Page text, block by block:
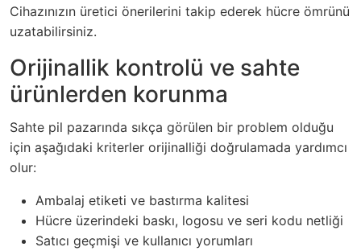
Cihazınızın üretici önerilerini takip ederek hücre ömrünü
uzatabilirsiniz.
Orijinallik kontrolü ve sahte
ürünlerden korunma
Sahte pil pazarında sıkça görülen bir problem olduğu
için aşağıdaki kriterler orijinalliği doğrulamada yardımcı
olur:
Ambalaj etiketi ve bastırma kalitesi
Hücre üzerindeki baskı, logosu ve seri kodu netliği
Satıcı geçmişi ve kullanıcı yorumları